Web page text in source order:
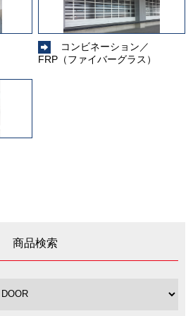
コンビネーション／
FRP（ファイバーグラス）
商品検索